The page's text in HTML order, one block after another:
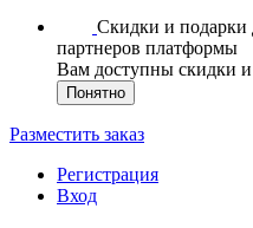
Скидки и подарки
партнеров платформы
Вам доступны скидки
Понятно
Разместить заказ
Регистрация
Вход